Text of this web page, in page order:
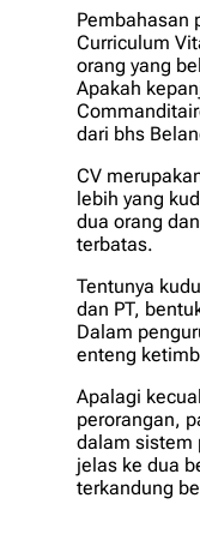
Pembahasan
Curriculum
orang yang
Apakah
dari bhs
CV
lebih yang
dua orang
terbatas.
Tentunya
dan PT,
Dalam
enteng
Apalagi
perorangan,
dalam sistem
jelas ke dua
terkandung